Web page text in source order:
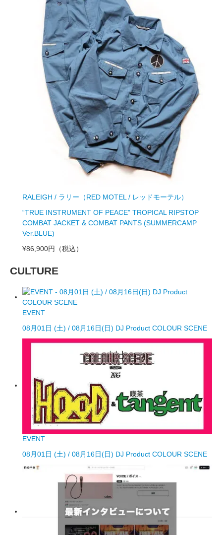
RALEIGH / ラリー（RED MOTEL / レッドモーテル）
“TRUE INSTRUMENT OF PEACE” TROPICAL RIPSTOP
COMBAT JACKET & COMBAT PANTS (SUMMERCAMP
Ver.BLUE)
¥86,900円
（税込）
CULTURE
EVENT
08月01日 (土) / 08月16日(日) DJ Product COLOUR SCENE
EVENT
08月01日 (土) / 08月16日(日) DJ Product COLOUR SCENE